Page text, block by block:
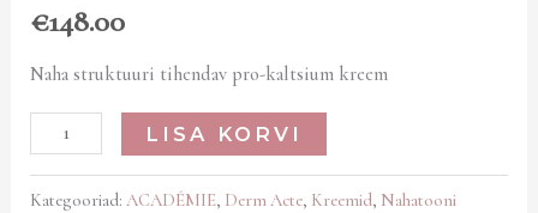
€148.00
Naha struktuuri tihendav pro-kaltsium kreem
LISA KORVI
Kategooriad:ACADÉMIE, Derm Acte, Kreemid, Nahatooni